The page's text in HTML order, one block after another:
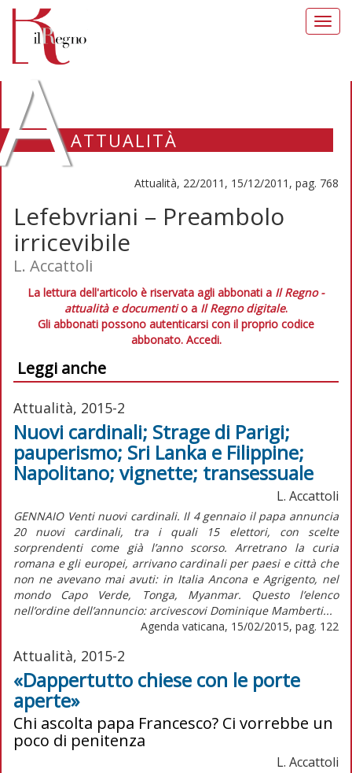
ATTUALITÀ
Attualità, 22/2011, 15/12/2011, pag. 768
Lefebvriani – Preambolo
irricevibile
L. Accattoli
La lettura dell'articolo è riservata agli abbonati a Il Regno -
attualità e documentio a Il Regno digitale.
Gli abbonati possono autenticarsi con il proprio codice
abbonato. Accedi.
Leggi anche
Attualità, 2015-2
Nuovi cardinali; Strage di Parigi;
pauperismo; Sri Lanka e Filippine;
Napolitano; vignette; transessuale
L. Accattoli
GENNAIO Venti nuovi cardinali. Il 4 gennaio il papa annuncia
20 nuovi cardinali, tra i quali 15 elettori, con scelte
sorprendenti come già l’anno scorso. Arretrano la curia
romana e gli europei, arrivano cardinali per paesi e città che
non ne avevano mai avuti: in Italia Ancona e Agrigento, nel
mondo Capo Verde, Tonga, Myanmar. Questo l’elenco
nell’ordine dell’annuncio: arcivescovi Dominique Mamberti...
Agenda vaticana, 15/02/2015, pag. 122
Attualità, 2015-2
«Dappertutto chiese con le porte
aperte»
Chi ascolta papa Francesco? Ci vorrebbe un
poco di penitenza
L. Accattoli